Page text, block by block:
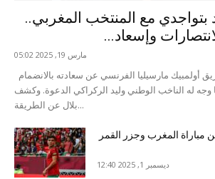
بتواجدي مع المنتخب المغربي..
وإسعاد...
مارس 19, 2025 05:02
وجه له الناخب الوطني وليد الركراكي الدعوة. وكشف
بلال عن الطريقة...
مباراة المغرب وجزر القمر
ديسمبر 1, 2025 12:40